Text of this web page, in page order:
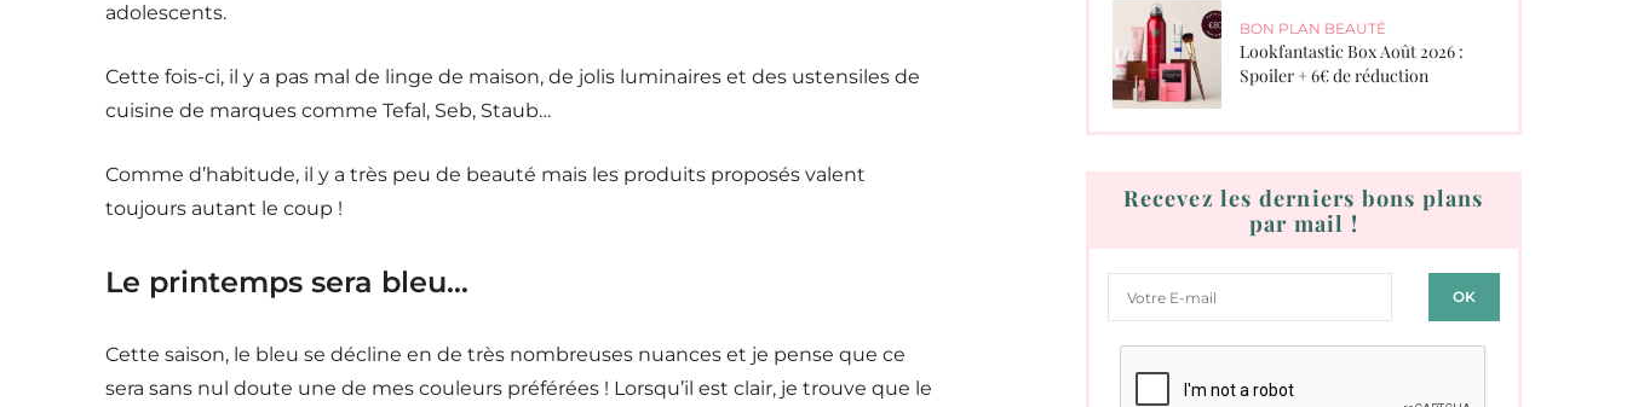
adolescents.
Cette fois-ci, il y a pas mal de linge de maison, de jolis luminaires et des ustensiles de
cuisine de marques comme Tefal, Seb, Staub…
Comme d’habitude, il y a très peu de beauté mais les produits proposés valent
toujours autant le coup !
Le printemps sera bleu…
Cette saison, le bleu se décline en de très nombreuses nuances et je pense que ce
sera sans nul doute une de mes couleurs préférées ! Lorsqu’il est clair, je trouve que le
BON PLAN BEAUTÉ
Lookfantastic Box Août 2026 :
Spoiler + 6€ de réduction
Recevez les derniers bons plans
par mail !